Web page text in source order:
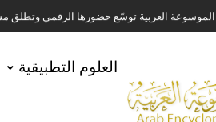
الموسوعة العربية توسّع حضورها الرقمي وتطلق
جائزة مجمع الملك سلمان العالمي للغة العربية 2025
الأستاذ إياد خالد الطباع مدير عام لهيئة الموسوعة
العلوم التطبيقية